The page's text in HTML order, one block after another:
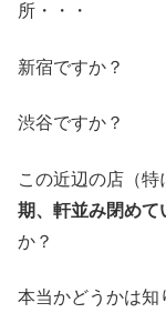
所・・・
新宿ですか？
渋谷ですか？
この近辺の店（
期、軒並み閉めて
か？
本当かどうかは知